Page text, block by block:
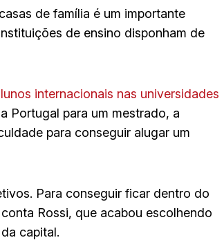
de família é um importante
de ensino disponham de
internacionais nas universidades
Portugal para um mestrado, a
para conseguir alugar um
Para conseguir ficar dentro do
Rossi, que acabou escolhendo
capital.